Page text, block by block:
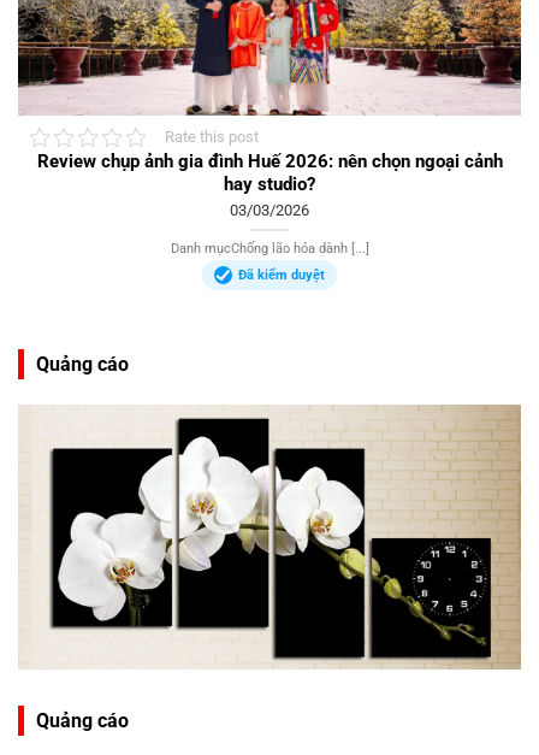
Rate this post
Review chụp ảnh gia đình Huế 2026: nên chọn ngoại cảnh
hay studio?
03/03/2026
Danh mụcChống lão hóa dành [...]
Đã kiểm duyệt
Quảng cáo
Quảng cáo